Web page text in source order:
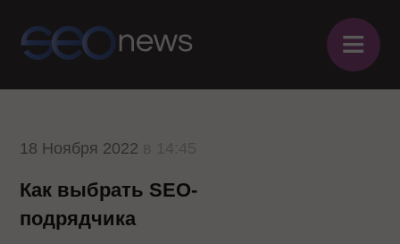
≡
18 Ноября 2022
Как выбрать SEO-
подрядчика